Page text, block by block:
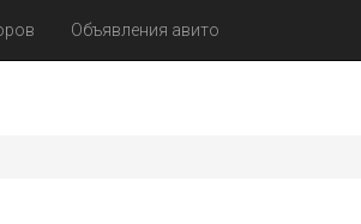
Объявления авито